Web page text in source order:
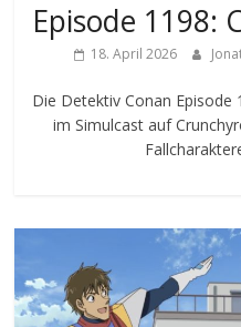
Episode 1198:
18. April 2026
Die Detektiv Conan Episode
im Simulcast auf